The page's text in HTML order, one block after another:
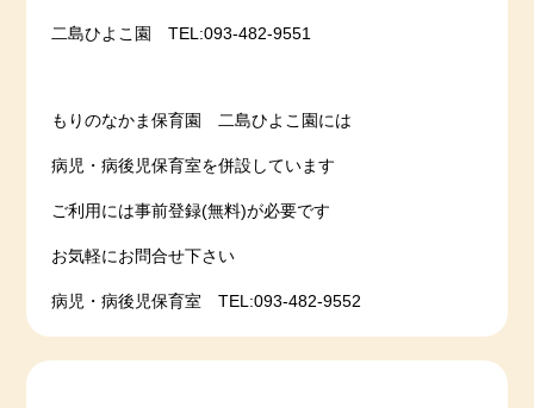
二島ひよこ園 TEL:093-482-9551
もりのなかま保育園 二島ひよこ園には
病児・病後児保育室を併設しています
ご利用には事前登録(無料)が必要です
お気軽にお問合せ下さい
病児・病後児保育室 TEL:093-482-9552